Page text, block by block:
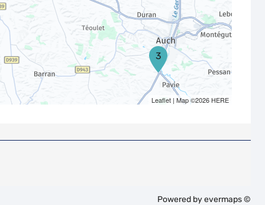
3
Leaflet| Map ©2026 HERE
Powered byevermaps ©